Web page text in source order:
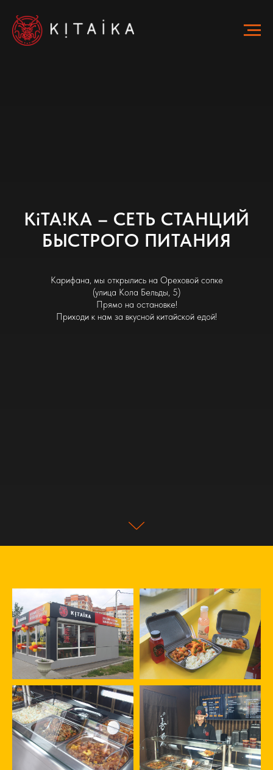
KiTA!KA – СЕТЬ СТАНЦИЙ
БЫСТРОГО ПИТАНИЯ
Карифана, мы открылись на Ореховой сопке
(улица Кола Бельды, 5)
Прямо на остановке!
Приходи к нам за вкусной китайской едой!